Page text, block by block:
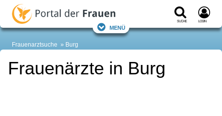
Suche Login
Menü
Frauenarztsuche Burg
Frauenärzte in Burg